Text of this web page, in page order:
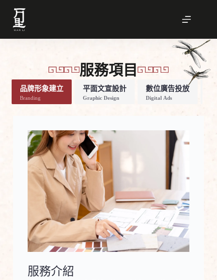
要
服務項目
品牌形象建立
Branding
平面文宣設計
Graphic Design
數位廣告投放
Digital Ads
服務介紹